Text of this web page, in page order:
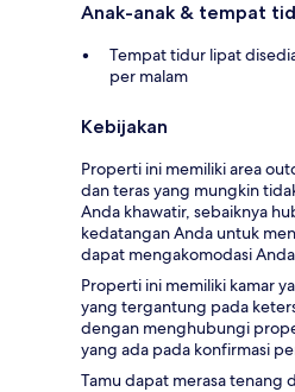
Anak-anak & tempat
Tempat tidur lipat
per malam
Kebijakan
Properti ini memiliki area
dan teras yang mungkin
Anda khawatir, sebaiknya
kedatangan Anda untuk
dapat mengakomodasi
Properti ini memiliki kamar
yang tergantung pada
dengan menghubungi
yang ada pada konfirmasi
Tamu dapat merasa tenang